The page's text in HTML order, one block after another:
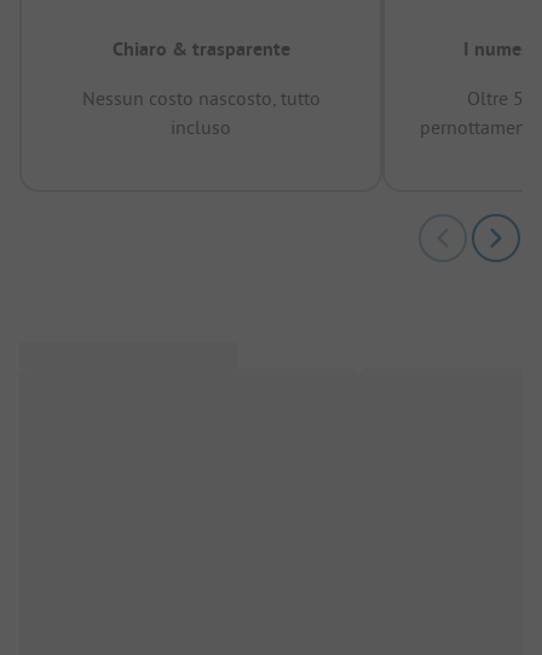
Chiaro & trasparente
Nessun costo nascosto, tutto
incluso
I numeri
Oltre